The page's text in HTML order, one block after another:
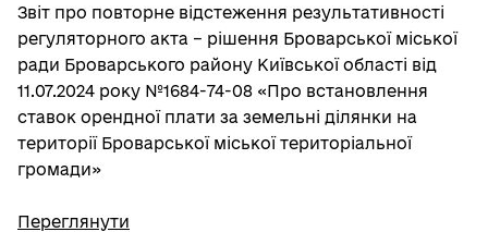
Звіт про повторне відстеження результативності
регуляторного акта – рішення Броварської міської
ради Броварського району Київської області від
11.07.2024 року №1684-74-08 «Про встановлення
ставок орендної плати за земельні ділянки на
території Броварської міської територіальної
громади»
Переглянути